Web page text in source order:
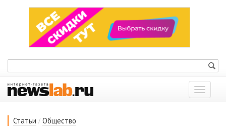
Показать
меню
Статьи / Общество